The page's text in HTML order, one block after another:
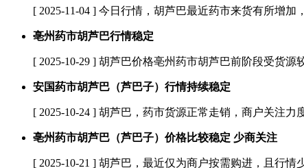
[ 2025-11-04 ] 今日行情，胡芦巴最近药市来货有所增加
亳州药市胡芦巴行情稳定
[ 2025-10-29 ] 胡芦巴价格亳州药市胡芦巴前阶段受货源
安国药市胡芦巴（芦巴子）行情持续稳定
[ 2025-10-24 ] 胡芦巴，药市货源正常走销，商户关注力
亳州药市胡芦巴（芦巴子）价格比较稳定 少商关注
[ 2025-10-21 ] 胡芦巴，最近仅为商户按需购进，且行情